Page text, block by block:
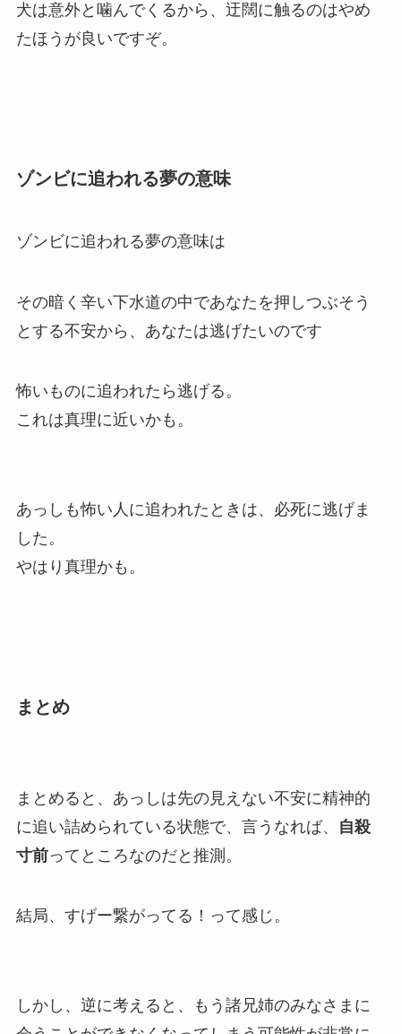
犬は意外と噛んでくるから、迂闊に触るのはやめ
たほうが良いですぞ。
ゾンビに追われる夢の意味
ゾンビに追われる夢の意味は
その暗く辛い下水道の中であなたを押しつぶそう
とする不安から、あなたは逃げたいのです
怖いものに追われたら逃げる。
これは真理に近いかも。
あっしも怖い人に追われたときは、必死に逃げま
した。
やはり真理かも。
まとめ
まとめると、あっしは先の見えない不安に精神的
に追い詰められている状態で、言うなれば、
自殺
寸前ってところなのだと推測。
結局、すげー繋がってる！って感じ。
しかし、逆に考えると、もう諸兄姉のみなさまに